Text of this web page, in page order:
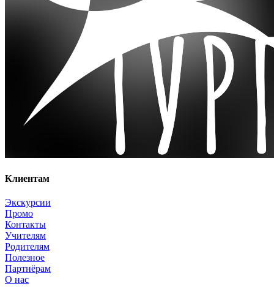
Клиентам
Экскурсии
Промо
Контакты
Учителям
Родителям
Полезное
Партнёрам
О нас